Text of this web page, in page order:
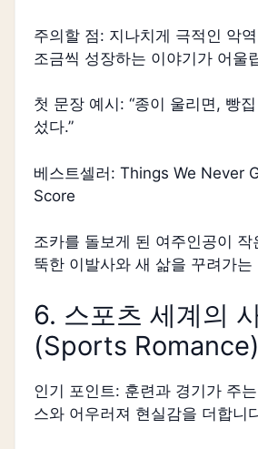
주의할 점: 지나치게 극적인 악
조금씩 성장하는 이야기가 어울
첫 문장 예시: “종이 울리면, 빵
섰다.”
베스트셀러: Things We Never
Score
조카를 돌보게 된 여주인공이 작
뚝한 이발사와 새 삶을 꾸려가는
6. 스포츠 세계의
(Sports Romance)
인기 포인트: 훈련과 경기가 주
스와 어우러져 현실감을 더합니